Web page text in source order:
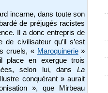
incarne, dans toute son
de préjugés racistes
Il a donc entrepris de
de civilisateur qu’il s’est
cruels, « Maroquinerie»
place en exergue trois
selon lui, dansLa
conquérant » aurait
», que Mirbeau